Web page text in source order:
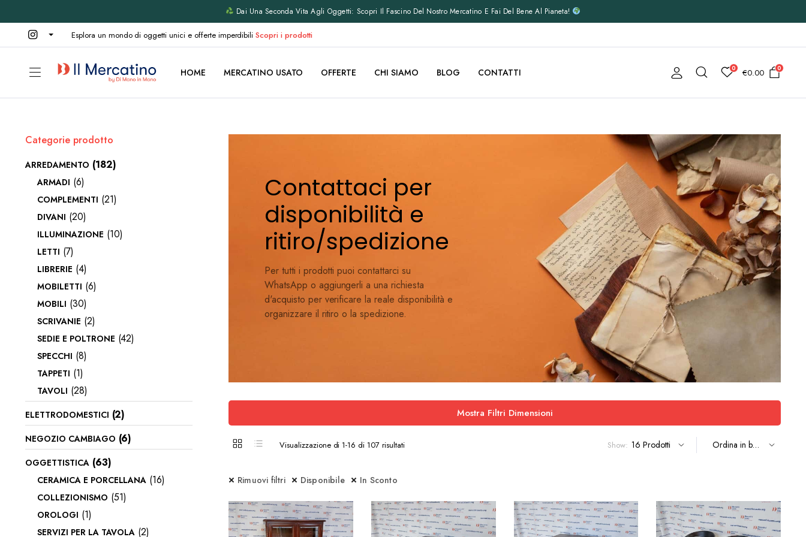
Dai Una Seconda Vita Agli Oggetti: Scopri Il Fascino Del Nostro Mercatino E Fai Del Bene Al Pianeta!
Esplora un mondo di oggetti unici e offerte imperdibiliScopri i prodotti
HOME MERCATINO USATO OFFERTE CHI SIAMO BLOG CONTATTI 0 €0.00 0
Contattaci per
disponibilità e
ritiro/spedizione
Per tutti i prodotti puoi contattarci su
WhatsApp o aggiungerli a una richiesta
d'acquisto per verificare la reale disponibilità e
organizzare il ritiro o la spedizione.
Mostra Filtri Dimensioni
Visualizzazione di 1-16 di 107 risultatiOrdina
recente
Show:
Rimuovi filtri Disponibile In Sconto
Categorie prodotto
ARREDAMENTO (182)
ARMADI (6)
COMPLEMENTI (21)
DIVANI (20)
ILLUMINAZIONE (10)
LETTI (7)
LIBRERIE (4)
MOBILETTI (6)
MOBILI (30)
SCRIVANIE (2)
SEDIE E POLTRONE (42)
SPECCHI (8)
TAPPETI (1)
TAVOLI (28)
ELETTRODOMESTICI (2)
NEGOZIO CAMBIAGO (6)
OGGETTISTICA (63)
CERAMICA E PORCELLANA (16)
COLLEZIONISMO (51)
OROLOGI (1)
SERVIZI PER LA TAVOLA (2)